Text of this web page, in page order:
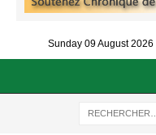
Sunday 09 August 2026